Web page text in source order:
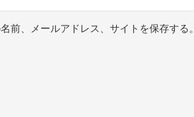
前、メールアドレス、サイトを保存する。